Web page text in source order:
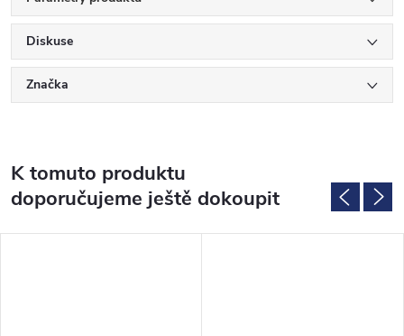
Diskuse
Značka
K tomuto produktu
doporučujeme ještě dokoupit